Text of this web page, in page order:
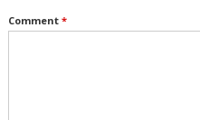
Comment *